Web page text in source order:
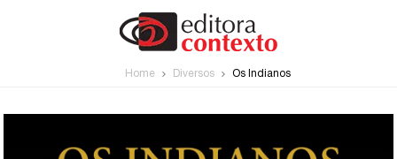
Home Diversos Os Indianos